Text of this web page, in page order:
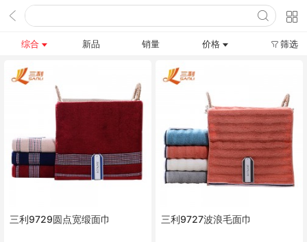
综合 新品 销量 价格 筛选
三利9729圆点宽缎面巾 三利9727波浪毛面巾